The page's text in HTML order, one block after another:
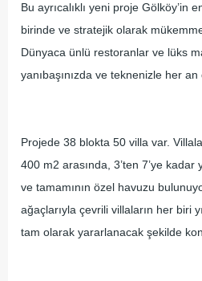
Bu ayrıcalıklı yeni proje Gölköy’in
birinde ve stratejik olarak
Dünyaca ünlü restoranlar ve lüks
yanıbaşınızda ve teknenizle her
Projede 38 blokta 50 villa var.
400 m2 arasında, 3’ten 7’ye
ve tamamının özel havuzu
ağaçlarıyla çevrili villaların her biri
tam olarak yararlanacak şekilde